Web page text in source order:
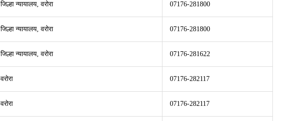
जिल्हा न्यायालय, वरोरा 07176-281800
जिल्हा न्यायालय, वरोरा 07176-281800
जिल्हा न्यायालय, वरोरा 07176-281622
वरोरा 07176-282117
वरोरा 07176-282117